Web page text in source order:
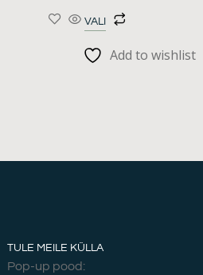
VALI
Add to wishlist
TULE MEILE KÜLLA
Pop-up pood: